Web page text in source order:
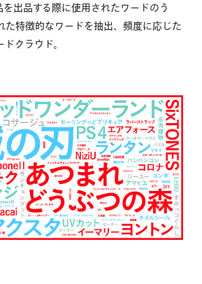
を出品する際に使用されたワードのう
た特徴的なワードを抽出、頻度に応じた
クラウド。